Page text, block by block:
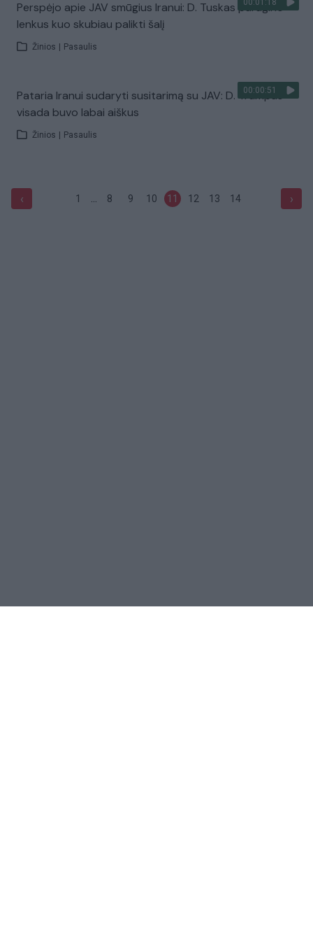
00:01:18
Perspėjo apie JAV smūgius Iranui: D. Tuskas paragino
lenkus kuo skubiau palikti šalį
Žinios Pasaulis
00:00:51
Pataria Iranui sudaryti susitarimą su JAV: D. Trumpas
visada buvo labai aiškus
Žinios Pasaulis
‹ 1 ... 8 9 10 11 12 13 14 ›